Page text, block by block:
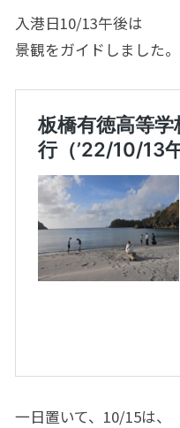
入港日10/13午後は
景観をガイドしました。
一日置いて、10/15は、